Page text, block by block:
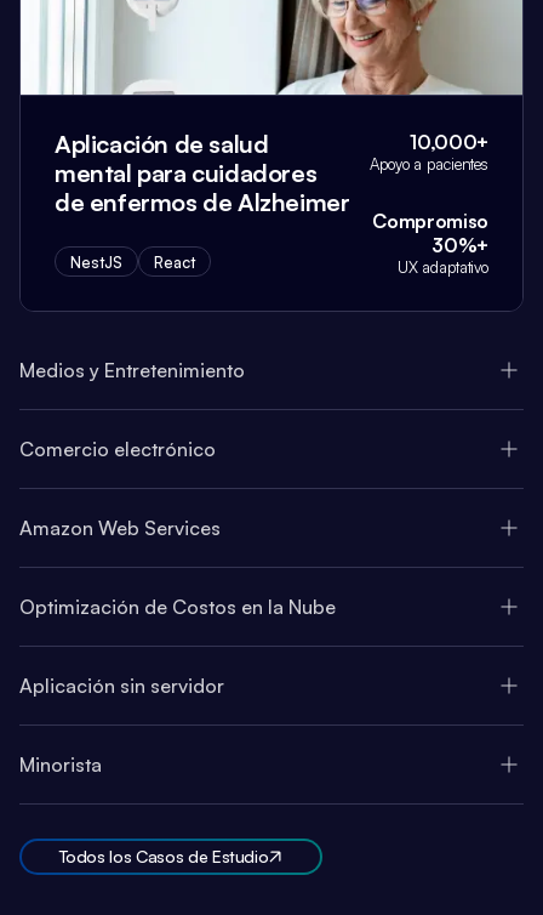
Aplicación de salud
mental para cuidadores
de enfermos de Alzheimer
NestJS React
10,000+
Apoyo a pacientes
Compromiso
30%+
UX adaptativo
Medios y Entretenimiento
Comercio electrónico
Amazon Web Services
Optimización de Costos en la Nube
Aplicación sin servidor
Minorista
Todos los Casos de Estudio